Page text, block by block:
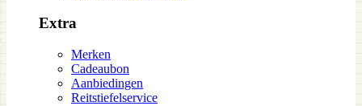
Extra
Merken
Cadeaubon
Aanbiedingen
Reitstiefelservice